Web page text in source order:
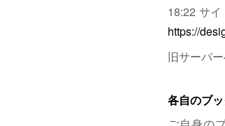
18:22 サ
https://
旧サーバ
各自のブ